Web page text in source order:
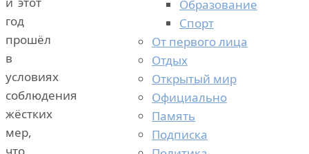
год
прошёл
в
условиях
соблюдения
жёстких
мер,
Образование
Спорт
От первого лица
Отдых
Открытый мир
Официально
Память
Подписка